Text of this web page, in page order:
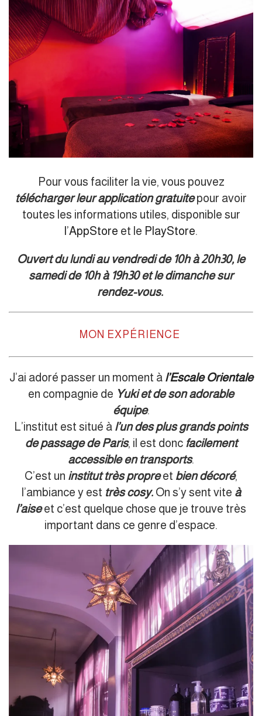
Pour vous faciliter la vie, vous pouvez
télécharger leur application gratuite pour avoir
toutes les informations utiles, disponible sur
l’AppStore et le PlayStore.
Ouvert du lundi au vendredi de 10h à 20h30, le
samedi de 10h à 19h30 et le dimanche sur
rendez-vous.
MON EXPÉRIENCE
J’ai adoré passer un moment à l’Escale Orientale
en compagnie de Yuki et de son adorable
équipe.
L’institut est situé à l’un des plus grands points
de passage de Paris, il est donc facilement
accessible en transports.
C’est un institut très propreet bien décoré,
l’ambiance y est très cosy.On s’y sent vite à
l’aiseet c’est quelque chose que je trouve très
important dans ce genre d’espace.